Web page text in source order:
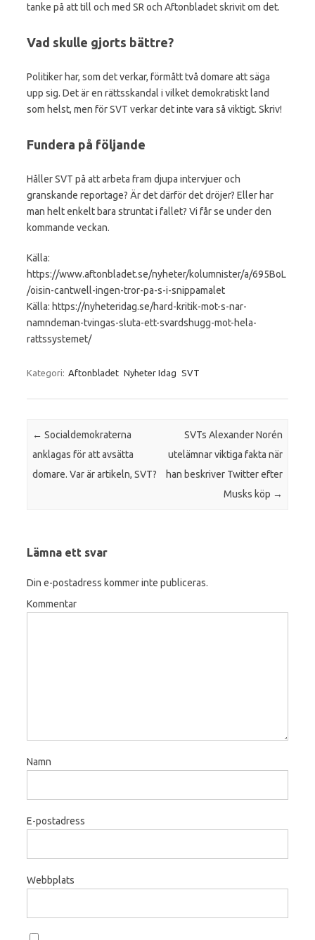
tanke på att till och med SR och Aftonbladet skrivit om det.
Vad skulle gjorts bättre?
Politiker har, som det verkar, förmått två domare att säga
upp sig. Det är en rättsskandal i vilket demokratiskt land
som helst, men för SVT verkar det inte vara så viktigt. Skriv!
Fundera på följande
Håller SVT på att arbeta fram djupa intervjuer och
granskande reportage? Är det därför det dröjer? Eller har
man helt enkelt bara struntat i fallet? Vi får se under den
kommande veckan.
Källa:
https://www.aftonbladet.se/nyheter/kolumnister/a/695BoL
/oisin-cantwell-ingen-tror-pa-s-i-snippamalet
Källa: https://nyheteridag.se/hard-kritik-mot-s-nar-
namndeman-tvingas-sluta-ett-svardshugg-mot-hela-
rattssystemet/
Kategori: Aftonbladet Nyheter Idag SVT
Inläggsnavigering
← Socialdemokraterna
anklagas för att avsätta
domare. Var är artikeln, SVT?
SVTs Alexander Norén
utelämnar viktiga fakta när
han beskriver Twitter efter
Musks köp →
Lämna ett svar
Din e-postadress kommer inte publiceras.
Kommentar
Namn
E-postadress
Webbplats